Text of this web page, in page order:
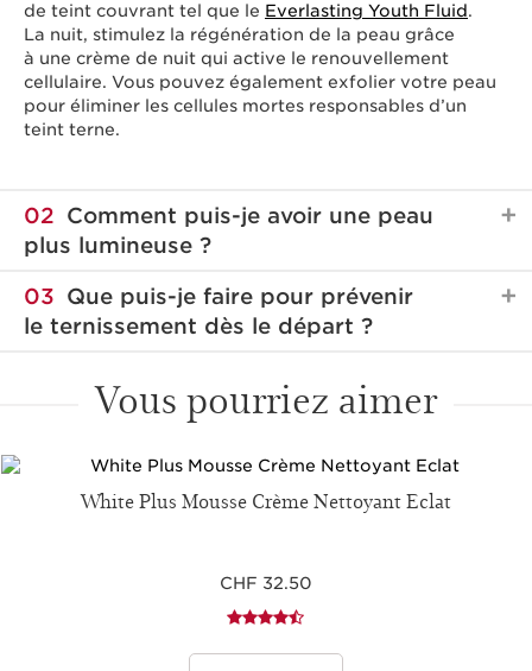
de teint couvrant tel que le Everlasting Youth Fluid.
La nuit, stimulez la régénération de la peau grâce
à une crème de nuit qui active le renouvellement
cellulaire. Vous pouvez également exfolier votre peau
pour éliminer les cellules mortes responsables d’un
teint terne.
02 Comment puis-je avoir une peau
plus lumineuse ?
Vous devriez pouvoir voir les résultats de votre routine
en seulement 14 jours. Pour plus d’efficacité
03 Que puis-je faire pour prévenir
le ternissement dès le départ ?
Stimulez l’éclat de votre peau grâce à un sommeil
Vous pourriez aimer
White Plus Mousse Crème Nettoyant Eclat
CHF 32.50